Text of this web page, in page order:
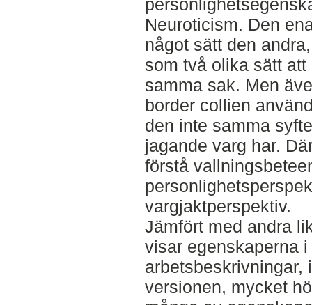
Neuroticism. Den
något sätt den
som två olika sätt
samma sak. Men
border collien
den inte samma
jagande varg har.
förstå
vargjaktperspektiv.
Jämfört med andra
visar egenskaperna i
arbetsbeskrivningar,
versionen, mycket